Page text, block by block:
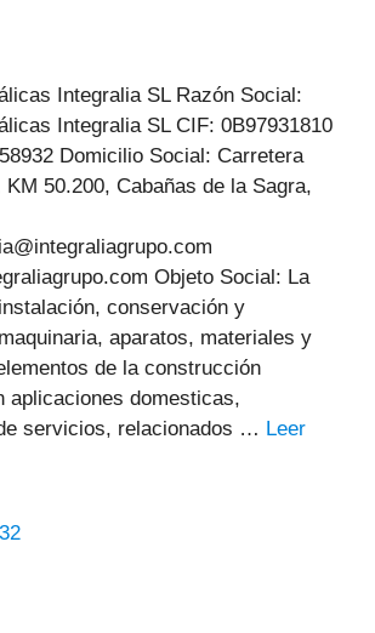
Integralia SL Razón Social:
Integralia SL CIF: 0B97931810
Domicilio Social: Carretera
KM 50.200, Cabañas de la Sagra,
Objeto Social: La
conservación y
aparatos, materiales y
de la construcción
aplicaciones domesticas,
servicios, relacionados … Leer